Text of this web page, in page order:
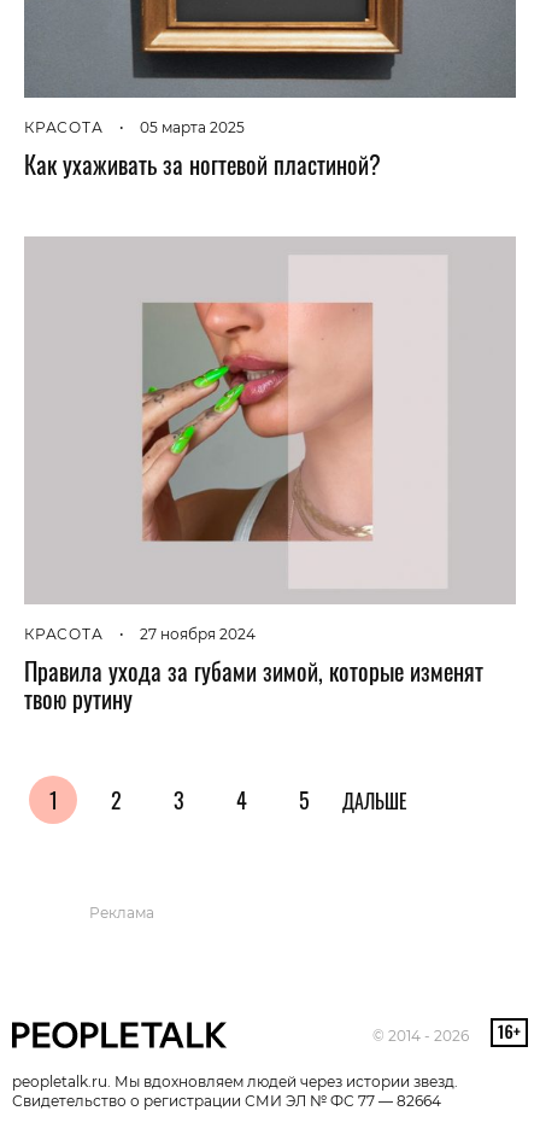
КРАСОТА • 05 марта 2025
Как ухаживать за ногтевой пластиной?
КРАСОТА • 27 ноября 2024
Правила ухода за губами зимой, которые изменят
твою рутину
1 2 3 4 5 ДАЛЬШЕ
Реклама
© 2014 - 2026
peopletalk.ru. Мы вдохновляем людей через истории звезд.
Свидетельство о регистрации СМИ ЭЛ № ФС 77 — 82664